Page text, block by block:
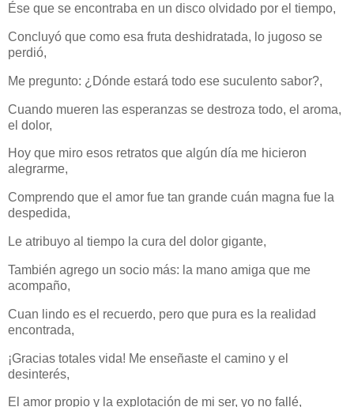
Ése que se encontraba en un disco olvidado por el tiempo,
Concluyó que como esa fruta deshidratada, lo jugoso se
perdió,
Me pregunto: ¿Dónde estará todo ese suculento sabor?,
Cuando mueren las esperanzas se destroza todo, el aroma,
el dolor,
Hoy que miro esos retratos que algún día me hicieron
alegrarme,
Comprendo que el amor fue tan grande cuán magna fue la
despedida,
Le atribuyo al tiempo la cura del dolor gigante,
También agrego un socio más: la mano amiga que me
acompaño,
Cuan lindo es el recuerdo, pero que pura es la realidad
encontrada,
¡Gracias totales vida! Me enseñaste el camino y el
desinterés,
El amor propio y la explotación de mi ser, yo no fallé,